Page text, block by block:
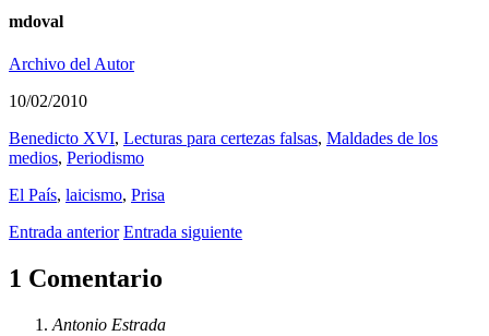
mdoval
Archivo del Autor
10/02/2010
Benedicto XVI, Lecturas para certezas falsas, Maldades de los
medios, Periodismo
El País, laicismo, Prisa
Entrada anterior Entrada siguiente
1 Comentario
Antonio Estrada